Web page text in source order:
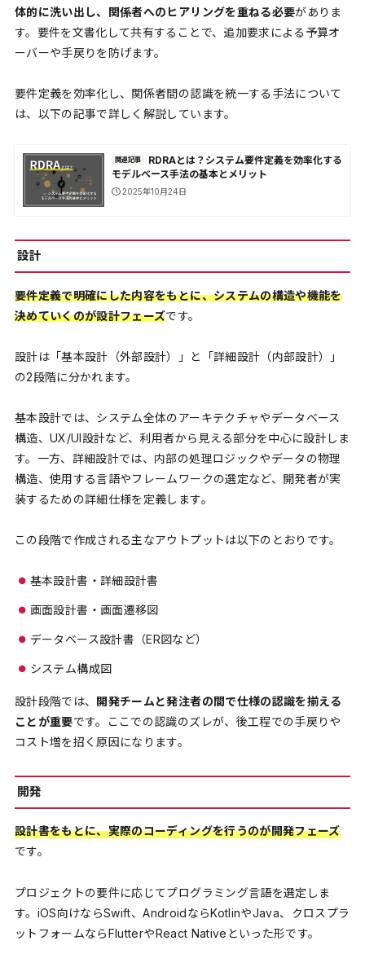
体的に洗い出し、関係者へのヒアリングを重ねる必要がありま
す。要件を文書化して共有することで、追加要求による予算オ
ーバーや手戻りを防げます。
要件定義を効率化し、関係者間の認識を統一する手法について
は、以下の記事で詳しく解説しています。
関連記事
RDRAとは？システム要件定義を効率化する
モデルベース手法の基本とメリット
2025年10月24日
設計
要件定義で明確にした内容をもとに、システムの構造や機能を
決めていくのが設計フェーズです。
設計は「基本設計（外部設計）」と「詳細設計（内部設計）」
の2段階に分かれます。
基本設計では、システム全体のアーキテクチャやデータベース
構造、UX/UI設計など、利用者から見える部分を中心に設計しま
す。一方、詳細設計では、内部の処理ロジックやデータの物理
構造、使用する言語やフレームワークの選定など、開発者が実
装するための詳細仕様を定義します。
この段階で作成される主なアウトプットは以下のとおりです。
基本設計書・詳細設計書
画面設計書・画面遷移図
データベース設計書（ER図など）
システム構成図
設計段階では、 開発チームと発注者の間で仕様の認識を揃える
ことが重要です。ここでの認識のズレが、後工程での手戻りや
コスト増を招く原因になります。
開発
設計書をもとに、実際のコーディングを行うのが開発フェーズ
です。
プロジェクトの要件に応じてプログラミング言語を選定しま
す。iOS向けならSwift、AndroidならKotlinやJava、クロスプラ
ットフォームならFlutterやReact Nativeといった形です。